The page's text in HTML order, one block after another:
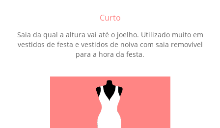
Curto
Saia da qual a altura vai até o joelho. Utilizado muito em
vestidos de festa e vestidos de noiva com saia removível
para a hora da festa.